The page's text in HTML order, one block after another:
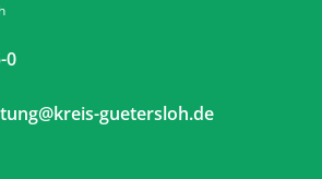
0
guetersloh.de